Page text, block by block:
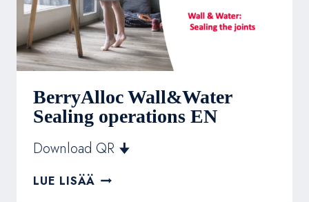
BerryAlloc Wall&Water
Sealing operations EN
Download QR 🠋
LUE LISÄÄ BERRYALLOC